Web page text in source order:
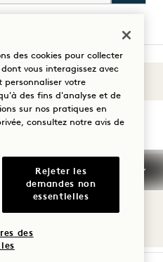
Sons du 1
Visitez
1
Hotels
Visitez
1
Hotels
Visitez
1
Hotels
séjour
d'utilisation
Accessibilité
Mission
Cookie Settings
des cookies pour collecter
vous interagissez avec
personnaliser votre
des fins d'analyse et de
sur nos pratiques en
consultez notre avis de
Rejeter les
demandes non
essentielles
des